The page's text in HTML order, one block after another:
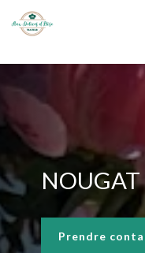
Prendre